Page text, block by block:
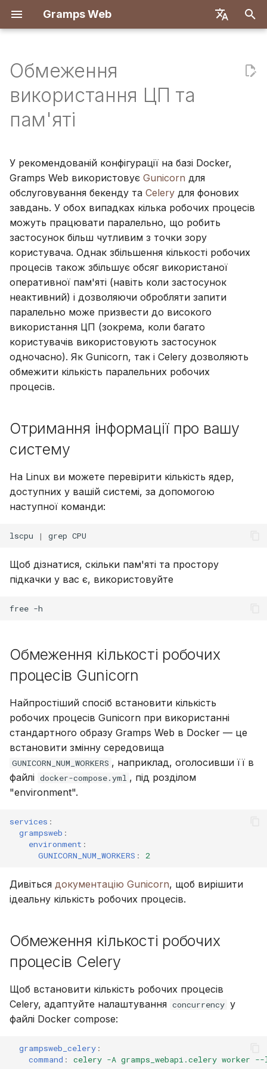
Gramps Web
Русский
Português
日本語
Dansk
Suomi
Italiano
Українська
у
к
о
з
п
ч
т
о
Особливості
Розгортання з Docker
Docker з Let's Encrypt
TrueNAS
Отримання інформації
про вашу систему
Обмеження кількості
Обмеження кількості
робочих процесів Celery
Вступ
Створити обліковий
запис власника
Експорт даних
Керування
користувачами
Налаштування
адміністрування
Синхронізація з Gramps
Вступ
Перші кроки
Карта
Редагування даних
Управління завданнями
Мітки
Редагувати в дереві
ДНК
Y-ДНК
Інструменти
дослідження
Історія ревізій
Розширені
Обліковий запис і
налаштування
користувача
Огляд
Ручні запити
Переклад
Обмеження
використання ЦП та
пам'яті
У рекомендованій конфігурації на базі Docker,
Gramps Web використовує Gunicorn для
обслуговування бекенду та Celery для фонових
завдань. У обох випадках кілька робочих процесів
можуть працювати паралельно, що робить
застосунок більш чутливим з точки зору
користувача. Однак збільшення кількості робочих
процесів також збільшує обсяг використаної
оперативної пам'яті (навіть коли застосунок
неактивний) і дозволяючи обробляти запити
паралельно може призвести до високого
використання ЦП (зокрема, коли багато
користувачів використовують застосунок
одночасно). Як Gunicorn, так і Celery дозволяють
обмежити кількість паралельних робочих
процесів.
Отримання інформації про вашу
систему
На Linux ви можете перевірити кількість ядер,
доступних у вашій системі, за допомогою
наступної команди:
lscpu | grep
Щоб дізнатися, скільки пам'яті та простору
підкачки у вас є, використовуйте
free
Обмеження кількості робочих
процесів Gunicorn
Найпростіший спосіб встановити кількість
робочих процесів Gunicorn при використанні
стандартного образу Gramps Web в Docker — це
встановити змінну середовища
GUNICORN_NUM_WORKERS , наприклад, оголосивши її в
файлі docker-compose.yml , під розділом
"environment".
services :
grampsweb :
environment :
GUNICORN_NUM_WORKERS : 2
Дивіться документацію Gunicorn, щоб вирішити
ідеальну кількість робочих процесів.
Обмеження кількості робочих
процесів Celery
Щоб встановити кількість робочих процесів
Celery, адаптуйте налаштування concurrency у
файлі Docker compose:
grampsweb_celery :
command : celery -A gramps_webapi.celery worker --